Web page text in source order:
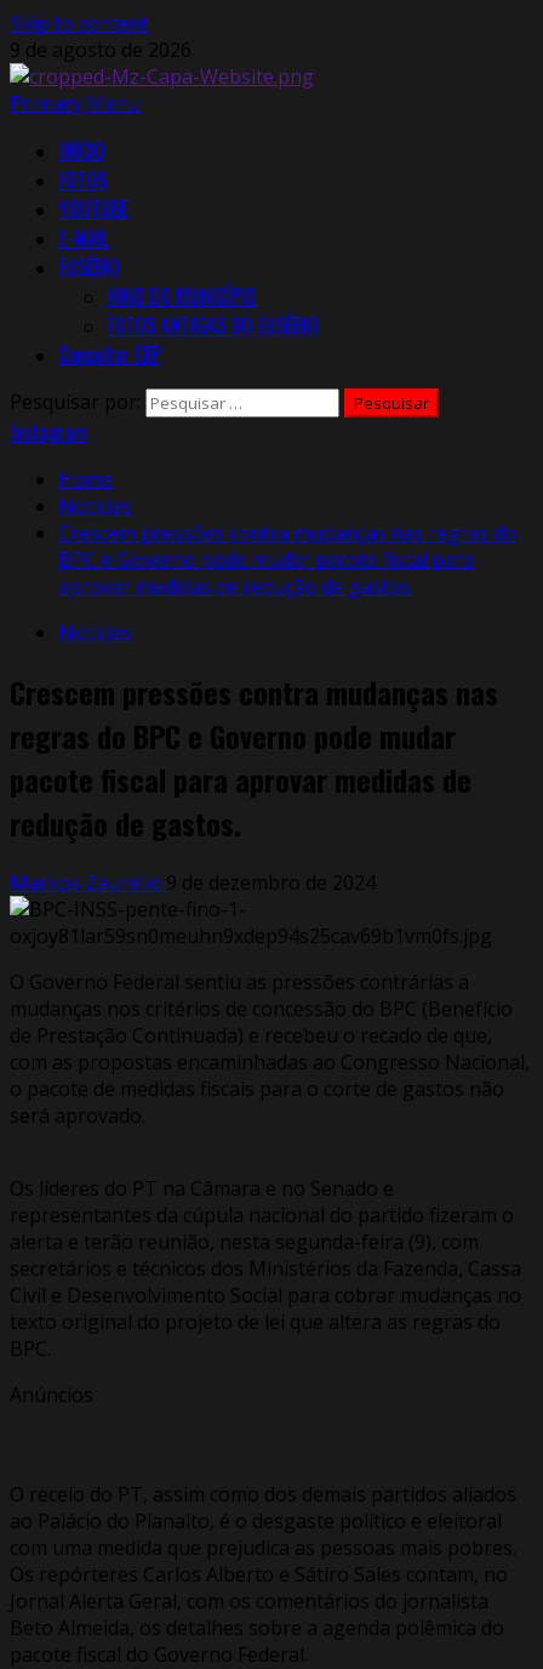
Skip to content
9 de agosto de 2026
Primary Menu
INÍCIO
FOTOS
YOUTUBE
E-MAIL
EUSÉBIO
HINO DO MUNICÍPIO
FOTOS ANTIGAS DO EUSÉBIO
Consultar CEP
Pesquisar por:
Instagram
Home
Notícias
Crescem pressões contra mudanças nas regras do
BPC e Governo pode mudar pacote fiscal para
aprovar medidas de redução de gastos.
Notícias
Crescem pressões contra mudanças nas
regras do BPC e Governo pode mudar
pacote fiscal para aprovar medidas de
redução de gastos.
Markos Zaurelio 9 de dezembro de 2024
O Governo Federal sentiu as pressões contrárias a
mudanças nos critérios de concessão do BPC (Benefício
de Prestação Continuada) e recebeu o recado de que,
com as propostas encaminhadas ao Congresso Nacional,
o pacote de medidas fiscais para o corte de gastos não
será aprovado.
Os líderes do PT na Câmara e no Senado e
representantes da cúpula nacional do partido fizeram o
alerta e terão reunião, nesta segunda-feira (9), com
secretários e técnicos dos Ministérios da Fazenda, Cassa
Civil e Desenvolvimento Social para cobrar mudanças no
texto original do projeto de lei que altera as regras do
BPC.
Anúncios
O receio do PT, assim como dos demais partidos aliados
ao Palácio do Planalto, é o desgaste político e eleitoral
com uma medida que prejudica as pessoas mais pobres.
Os repórteres Carlos Alberto e Sátiro Sales contam, no
Jornal Alerta Geral, com os comentários do jornalista
Beto Almeida, os detalhes sobre a agenda polêmica do
pacote fiscal do Governo Federal.